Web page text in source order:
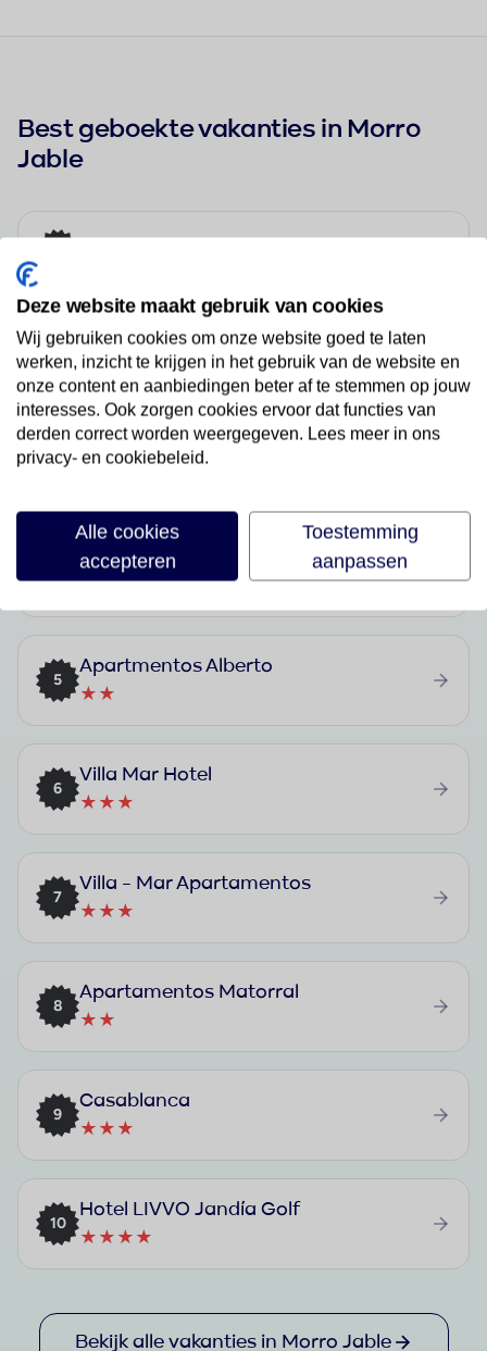
Best geboekte vakanties in Morro
Jable
2
Apartments Punta Marina by LIVVO
★
3
Natalis Apartamentos
Apartamentos Palm Garden
★★
5
Apartmentos Alberto
★★
6
Villa Mar Hotel
★★★
7
Villa - Mar Apartamentos
★★★
8
Apartamentos Matorral
★★
9
Casablanca
★★★
10
Hotel LIVVO Jandía Golf
★★★★
Bekijk alle vakanties in Morro Jable
Deze website maakt gebruik van cookies
Wij gebruiken cookies om onze website goed te laten
werken, inzicht te krijgen in het gebruik van de website en
onze content en aanbiedingen beter af te stemmen op jouw
interesses. Ook zorgen cookies ervoor dat functies van
derden correct worden weergegeven. Lees meer in ons
privacy- en cookiebeleid.
Alle cookies
accepteren
Toestemming
aanpassen